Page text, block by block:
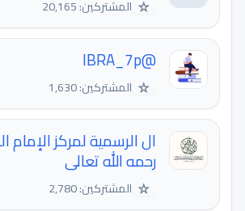
☆ المشتركين: 20,165
@IBRA_7p
☆ المشتركين: 1,630
ال الرسمية لمركز
رحمه الله تعالى
☆ المشتركين: 2,780